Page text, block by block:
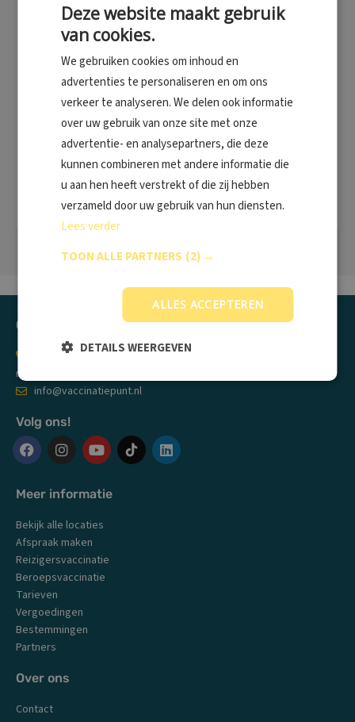
bijdrage mogen leveren door gratis vaccinatieadvies te geven
aan bezoekers die een verre reis plannen. En dat werd enorm
gewaardeerd! Het was beide dagen ontzettend druk bij onze
stand, waar ons enthousiaste team klaarstond om alle vragen te
beantwoorden, van praktische tips tot specifieke
vaccinatievereisten per bestemming.
We kijken met veel plezier terug op deze succesvolle dagen en
zijn blij dat we zoveel reizigers hebben kunnen helpen goed
voorbereid op pad te gaan. Op naar nog meer mooie veilige
reizen!
Contactgegevens
0900 - 822 24 62
ma-vr: 09:00 - 18:00 uur
info@vaccinatiepunt.nl
Volg ons!
F
c
e
b
o
o
k
I
s
t
a
g
r
a
m
Y
u
t
b
L
Meer informatie
Bekijk alle locaties
Afspraak maken
Reizigersvaccinatie
Beroepsvaccinatie
Tarieven
Vergoedingen
Bestemmingen
Partners
Over ons
Contact
Deze website maakt gebruik
van cookies.
We gebruiken cookies om inhoud en
advertenties te personaliseren en om ons
verkeer te analyseren. We delen ook informatie
over uw gebruik van onze site met onze
advertentie- en analysepartners, die deze
kunnen combineren met andere informatie die
u aan hen heeft verstrekt of die zij hebben
verzameld door uw gebruik van hun diensten.
Lees verder
TOON ALLE PARTNERS (2) →
ALLES ACCEPTEREN
DETAILS WEERGEVEN